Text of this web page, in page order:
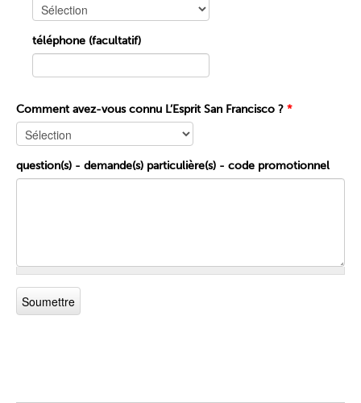
téléphone (facultatif)
Comment avez-vous connu L’Esprit San Francisco ? *
question(s) - demande(s) particulière(s) - code promotionnel